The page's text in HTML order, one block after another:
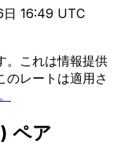
16:49 UTC
。これは情報提供
のレートは適用さ
ペア